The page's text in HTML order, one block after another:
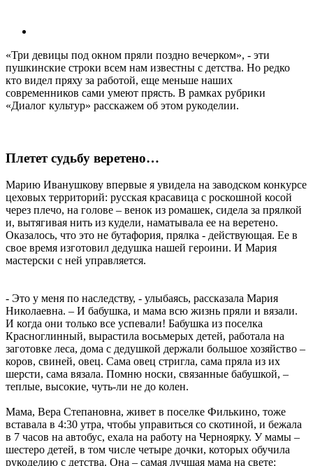
«Три девицы под окном пряли поздно вечерком», - эти
пушкинские строки всем нам известны с детства. Но редко
кто видел пряху за работой, еще меньше наших
современников сами умеют прясть. В рамках рубрики
«Диалог культур» расскажем об этом рукоделии.
Плетет судьбу веретено…
Марию Иванушкову впервые я увидела на заводском конкурсе
цеховых территорий: русская красавица с роскошной косой
через плечо, на голове – венок из ромашек, сидела за прялкой
и, вытягивая нить из кудели, наматывала ее на веретено.
Оказалось, что это не бутафория, прялка - действующая. Ее в
свое время изготовил дедушка нашей героини. И Мария
мастерски с ней управляется.
- Это у меня по наследству, - улыбаясь, рассказала Мария
Николаевна. – И бабушка, и мама всю жизнь пряли и вязали.
И когда они только все успевали! Бабушка из поселка
Красноглинный, вырастила восьмерых детей, работала на
заготовке леса, дома с дедушкой держали большое хозяйство –
коров, свиней, овец. Сама овец стригла, сама пряла из их
шерсти, сама вязала. Помню носки, связанные бабушкой, –
теплые, высокие, чуть-ли не до колен.
Мама, Вера Степановна, живет в поселке Филькино, тоже
вставала в 4:30 утра, чтобы управиться со скотиной, и бежала
в 7 часов на автобус, ехала на работу на Черноярку. У мамы –
шестеро детей, в том числе четыре дочки, которых обучила
рукоделию с детства. Она – самая лучшая мама на свете: